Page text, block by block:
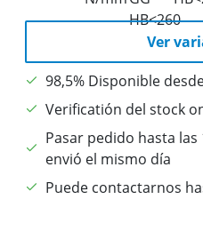
Ver
98,5% Disponible
Verificatión del stock
Pasar pedido hasta
envió el mismo día
Puede contactarnos